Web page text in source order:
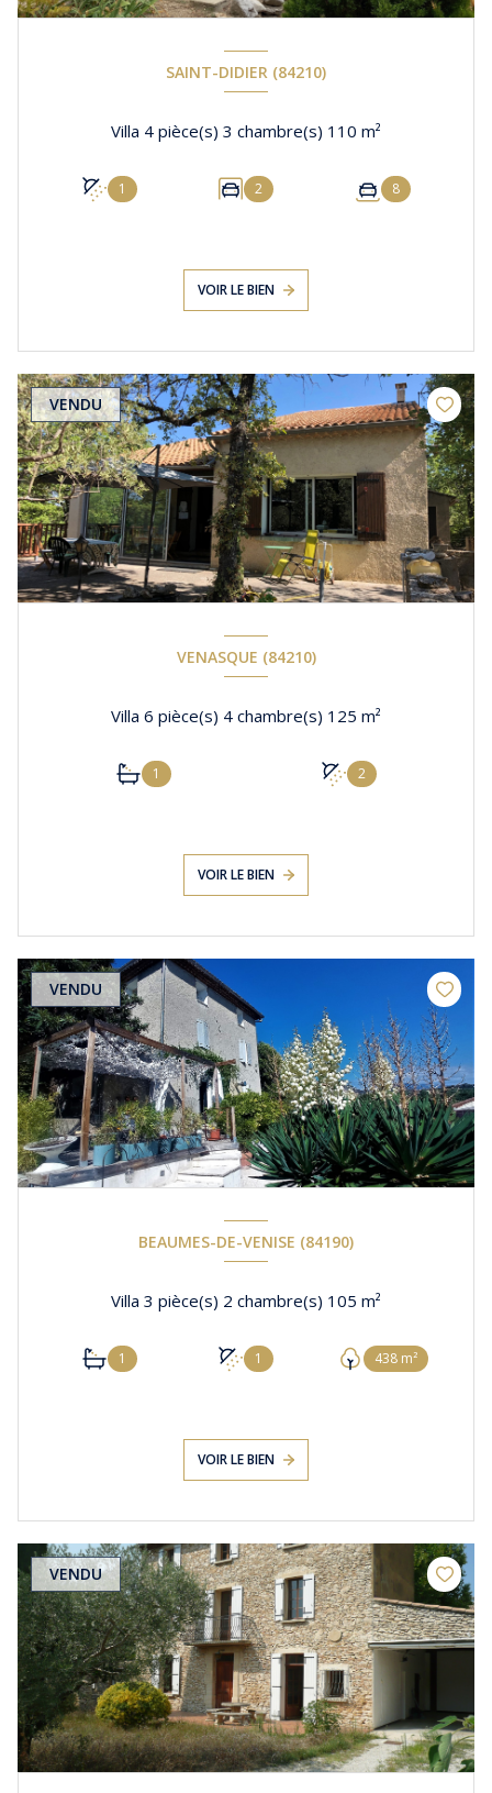
SAINT-DIDIER (84210)
Villa 4 pièce(s) 3 chambre(s) 110 m²
1 2 8
VOIR LE BIEN
VENDU
VENASQUE (84210)
Villa 6 pièce(s) 4 chambre(s) 125 m²
1 2
VOIR LE BIEN
VENDU
BEAUMES-DE-VENISE (84190)
Villa 3 pièce(s) 2 chambre(s) 105 m²
1 1 438 m²
VOIR LE BIEN
VENDU